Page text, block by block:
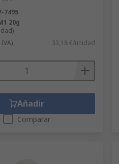
7495
20g
33,18 €/unidad
Añadir
Comparar